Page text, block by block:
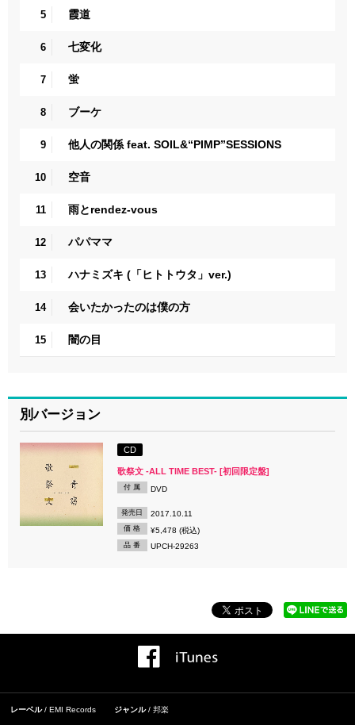
5 霞道
6 七変化
7 蛍
8 ブーケ
9 他人の関係 feat. SOIL&“PIMP”SESSIONS
10 空音
11 雨とrendez-vous
12 パパママ
13 ハナミズキ (「ヒトトウタ」ver.)
14 会いたかったのは僕の方
15 闇の目
別バージョン
CD
歌祭文 -ALL TIME BEST- [初回限定盤]
付 属 DVD
発売日 2017.10.11
価 格 ¥5,478 (税込)
品 番 UPCH-29263
レーベル EMI Records ジャンル 邦楽